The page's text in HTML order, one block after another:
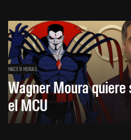
HACE 9 HORAS
Wagner Moura
el MCU